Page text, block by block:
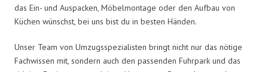
das Ein- und Auspacken, Möbelmontage oder den Aufbau von
Küchen wünschst, bei uns bist du in besten Händen.
Unser Team von Umzugsspezialisten bringt nicht nur das nötige
Fachwissen mit, sondern auch den passenden Fuhrpark und das